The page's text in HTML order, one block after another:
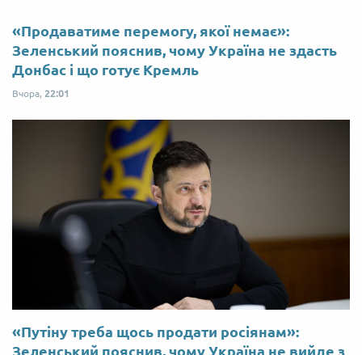
«Продаватиме перемогу, якої немає»:
Зеленський пояснив, чому Україна не здасть
Донбас і що готує Кремль
Вчора, 22:01
«Путіну треба щось продати росіянам»:
Зеленський пояснив, чому Україна не вийде з